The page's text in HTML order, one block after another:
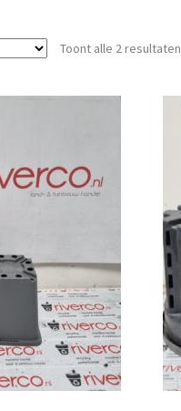
Toont alle 2 resultaten